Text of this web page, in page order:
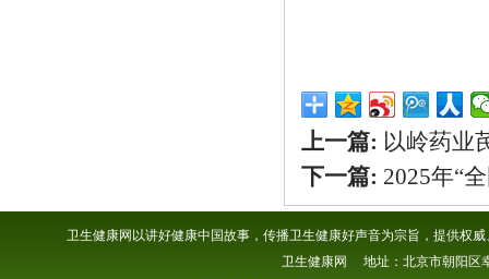
上一篇: 以岭药业
下一篇: 2025年“
卫生健康网以讲好健康中国故事，传播卫生健康好声音为宗旨，提供权
卫生健康网 地址：北京市朝阳区